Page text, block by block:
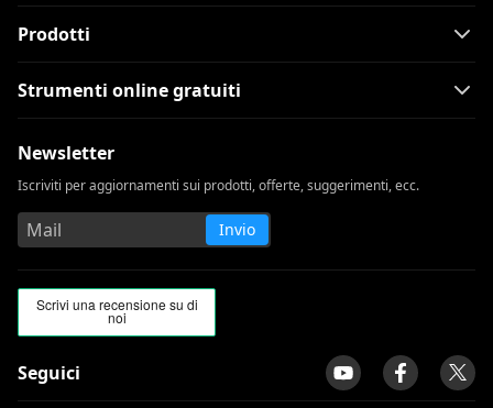
Prodotti
Strumenti online gratuiti
Newsletter
Iscriviti per aggiornamenti sui prodotti, offerte, suggerimenti, ecc.
Invio
Seguici